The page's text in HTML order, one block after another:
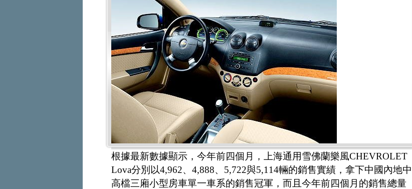
根據最新數據顯示，今年前四個月，上海通用雪佛蘭樂風CHEVROLET
Lova分別以4,962、4,888、5,722與5,114輛的銷售實績，拿下中國內地中
高檔三廂小型房車單一車系的銷售冠軍，而且今年前四個月的銷售總量